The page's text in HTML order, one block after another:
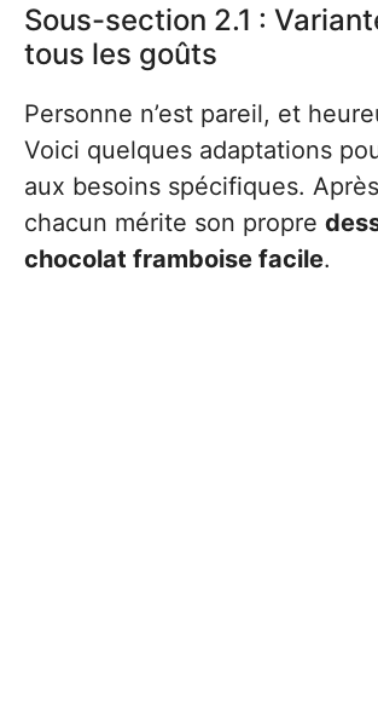
Sous-section 2.1 :
tous les goûts
Personne n’est pareil, et
Voici quelques adaptations
aux besoins spécifiques.
chacun mérite son propre
chocolat framboise facile.